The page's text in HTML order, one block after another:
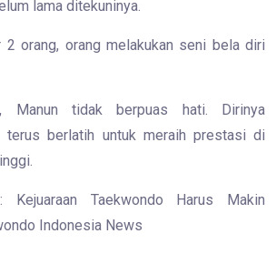
lama ditekuninya.
Manun tidak berpuas hati. Dirinya
terus berlatih untuk meraih prestasi di